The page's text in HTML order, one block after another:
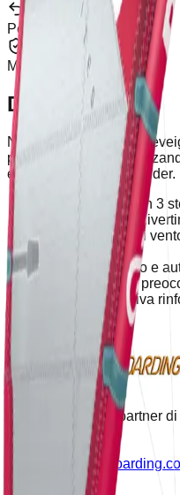
Resi
Per 30 Giorni
Marchio Ufficiale
Descrizione
Nobile e duratura, la
progressione
evoluzione come free rider.
Design ibrido con 3
progressione e
Enorme range di
Kite super sicuro e
gestione senza
Qualità costruttiva
Orgogliosamente partner
ufficiale